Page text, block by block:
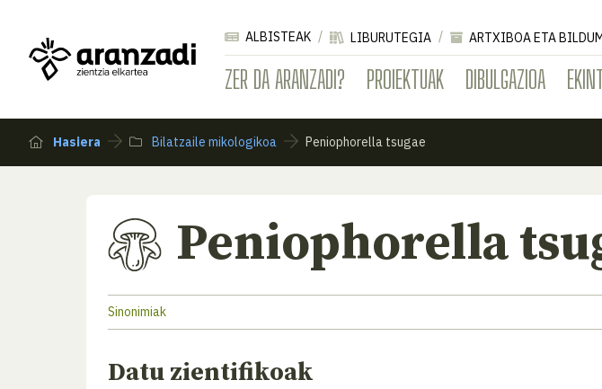
ZER DA ARANZADI? PROIEKTUAK DIBULGAZIOA
ALBISTEAK LIBURUTEGIA ARTXIBOA ETA
Hasiera Bilatzaile mikologikoa Peniophorella tsugae
Peniophorella
Sinonimiak
Datu zientifikoak